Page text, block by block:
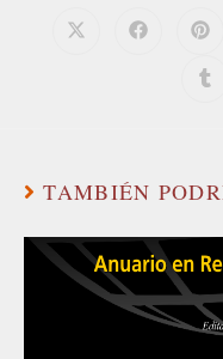
TAMBIÉN